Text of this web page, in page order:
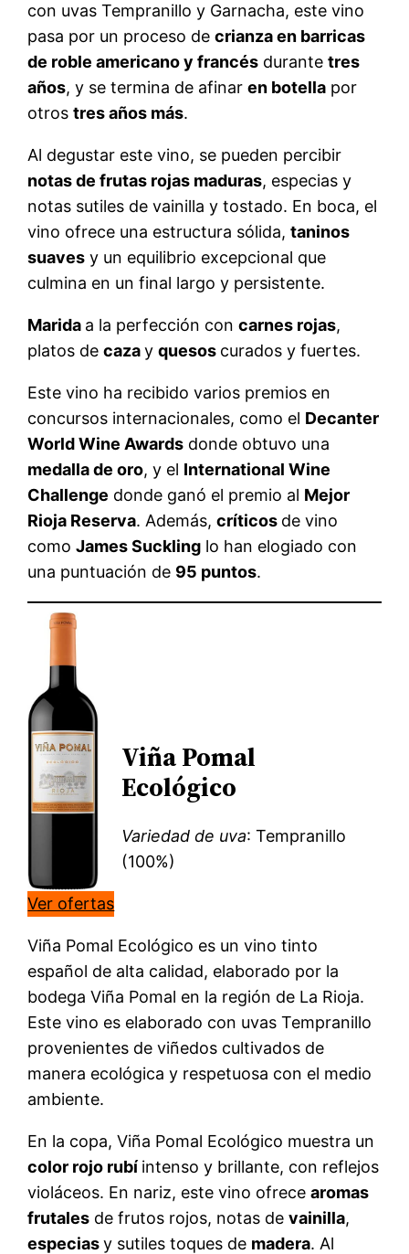
con uvas Tempranillo y Garnacha, este vino
pasa por un proceso decrianza en barricas
de roble americano y francés durantetres
años, y se termina de afinaren botella por
otrostres años más.
Al degustar este vino, se pueden percibir
notas de frutas rojas maduras, especias y
notas sutiles de vainilla y tostado. En boca, el
vino ofrece una estructura sólida,taninos
suaves y un equilibrio excepcional que
culmina en un final largo y persistente.
Marida a la perfección concarnes rojas,
platos decazayquesos curados y fuertes.
Este vino ha recibido varios premios en
concursos internacionales, como el Decanter
World Wine Awards donde obtuvo una
medalla de oro, y el International Wine
Challenge donde ganó el premio al Mejor
Rioja Reserva. Además,críticos de vino
comoJames Suckling lo han elogiado con
una puntuación de 95 puntos.
Viña Pomal
Ecológico
Variedad de uva: Tempranillo
(100%)
Ver ofertas
Viña Pomal Ecológico es un vino tinto
español de alta calidad, elaborado por la
bodega Viña Pomal en la región de La Rioja.
Este vino es elaborado con uvas Tempranillo
provenientes de viñedos cultivados de
manera ecológica y respetuosa con el medio
ambiente.
En la copa, Viña Pomal Ecológico muestra un
color rojo rubí intenso y brillante, con reflejos
violáceos. En nariz, este vino ofrecearomas
frutales de frutos rojos, notas devainilla,
especiasy sutiles toques de madera. Al